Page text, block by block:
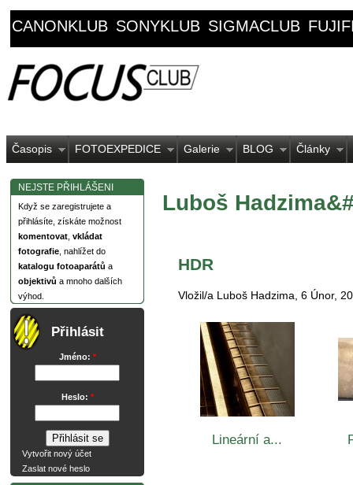
CANONKLUB SONYKLUB SIGMACLUB
Časopis FOTOEXPEDICE Galerie BLOG Články
NEJSTE PŘIHLÁŠENI
Když se zaregistrujete a
přihlásíte, získáte možnost
komentovat vkládat
fotografie , nahlížet do
katalogu fotoaparátů a
objektivů a mnoho dalších
výhod.
Přihlásit
Jméno: *
Heslo: *
Vytvořit nový účet
Zaslat nové heslo
Luboš
HDR
Vložil/a Luboš Hadzima, 6 Únor,
Lineární a...